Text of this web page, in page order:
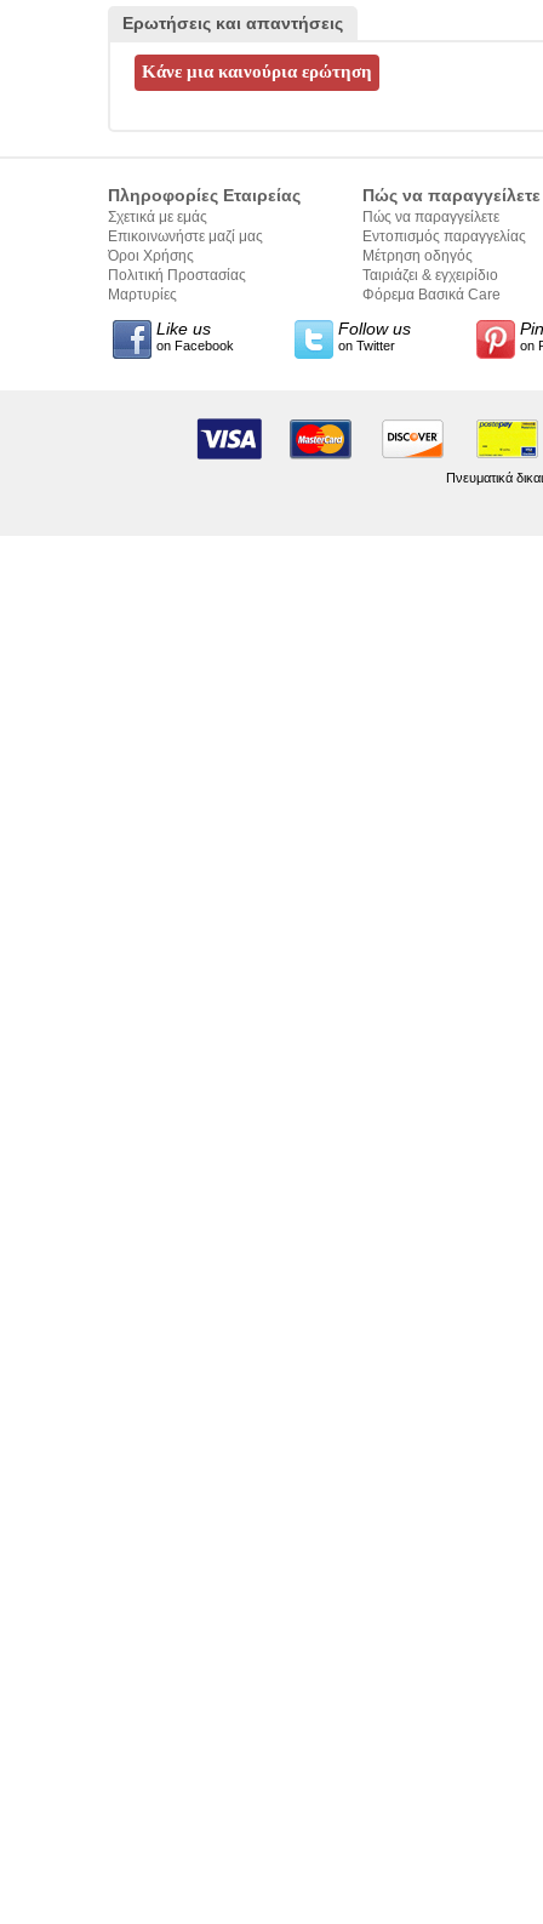
Ερωτήσεις και απαντήσεις
Πληροφορίες Εταιρείας
Σχετικά με εμάς
Επικοινωνήστε μαζί μας
Όροι Χρήσης
Πολιτική Προστασίας
Προσωπικών Δεδομένων
Μαρτυρίες
Πώς να παραγγείλετε
Πώς να παραγγείλετε
Εντοπισμός παραγγελίας
Μέτρηση οδηγός
Ταιριάζει & εγχειρίδιο
σύνταξης κειμένων
Φόρεμα Βασικά Care
Like us
on Facebook
Follow us
on Twitter on
Πνευματικά